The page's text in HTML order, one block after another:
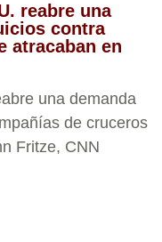
reabre una
contra
atracaban en
una demanda
de cruceros
Fritze, CNN